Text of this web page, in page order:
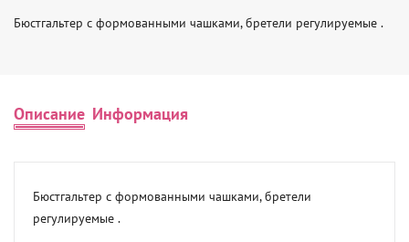
Бюстгальтер с формованными чашками, бретели регулируемые .
Описание Информация
Бюстгальтер с формованными чашками, бретели
регулируемые .